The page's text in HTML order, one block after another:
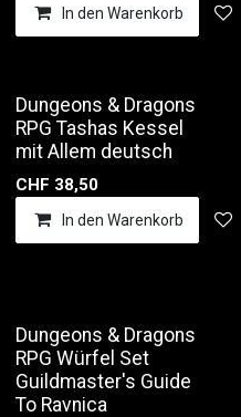
In den Warenkorb
Auf die Wunschliste
Dungeons & Dragons
RPG Tashas Kessel
mit Allem deutsch
CHF 38,50
In den Warenkorb
Dungeons & Dragons
RPG Würfel Set
Guildmaster's Guide
To Ravnica